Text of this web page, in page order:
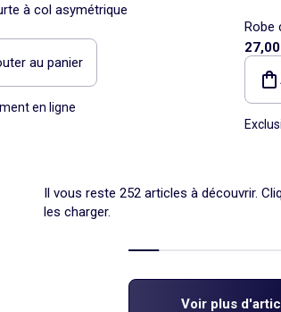
à col asymétrique
au panier
en ligne
Robe
all-
Il vous reste 252 articles à découvrir.
les charger.
Voir plus